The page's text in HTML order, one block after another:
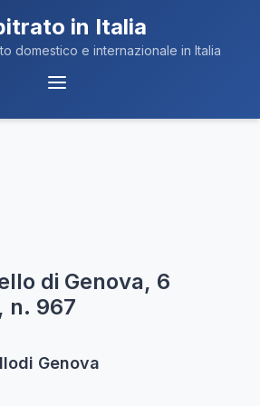
in Italia
domestico e internazionale in Italia
Menu
di Genova, 6
n. 967
di Genova